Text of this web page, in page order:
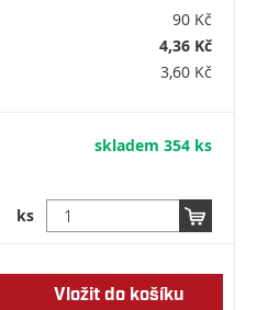
90 Kč
4,36 Kč
3,60 Kč
skladem 354 ks
ks
Vložit do košíku